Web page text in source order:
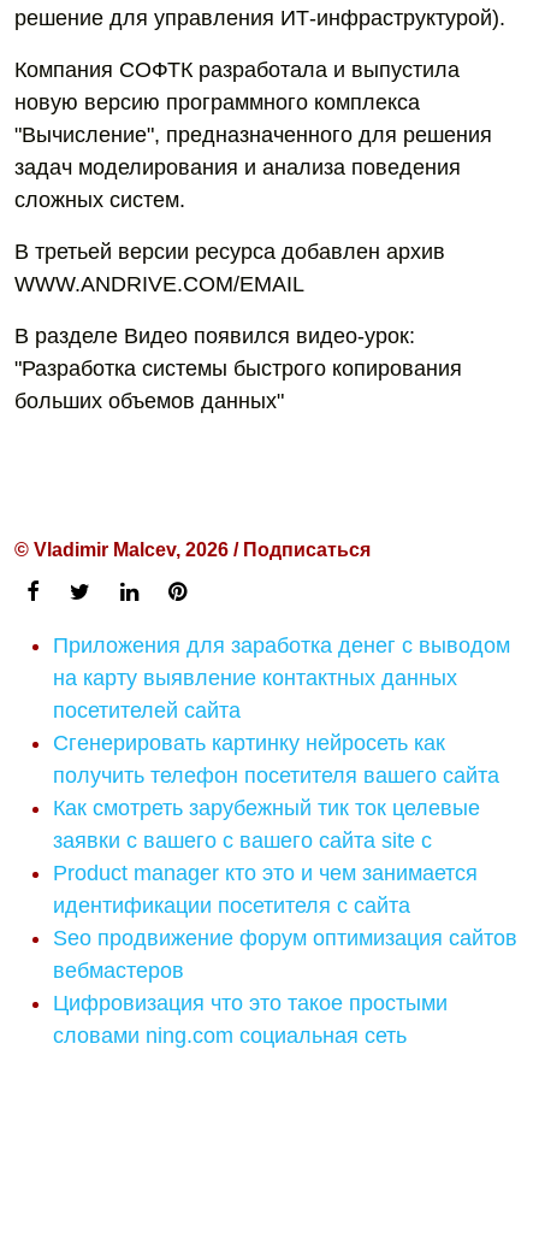
решение для управления ИТ-инфраструктурой).
Компания СОФТК разработала и выпустила
новую версию программного комплекса
"Вычисление", предназначенного для решения
задач моделирования и анализа поведения
сложных систем.
В третьей версии ресурса добавлен архив
WWW.ANDRIVE.COM/EMAIL
В разделе Видео появился видео-урок:
"Разработка системы быстрого копирования
больших объемов данных"
© Vladimir Malcev, 2026 / Подписаться
Приложения для заработка денег с выводом
на карту выявление контактных данных
посетителей сайта
Сгенерировать картинку нейросеть как
получить телефон посетителя вашего сайта
Как смотреть зарубежный тик ток целевые
заявки с вашего с вашего сайта site с
Product manager кто это и чем занимается
идентификации посетителя с сайта
Seo продвижение форум оптимизация сайтов
вебмастеров
Цифровизация что это такое простыми
словами ning.com социальная сеть